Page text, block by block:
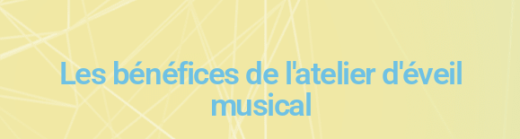
Les bénéfices de l'atelier d'éveil
musical